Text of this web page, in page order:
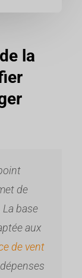
la
de
base
aux
de vent